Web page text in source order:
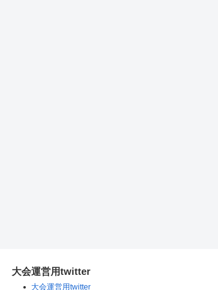
大会運営用twitter
大会運営用twitter